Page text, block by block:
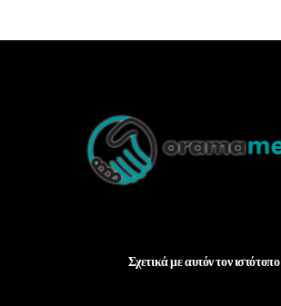
Top
Σχετικά με αυτόν τον ιστότοπο